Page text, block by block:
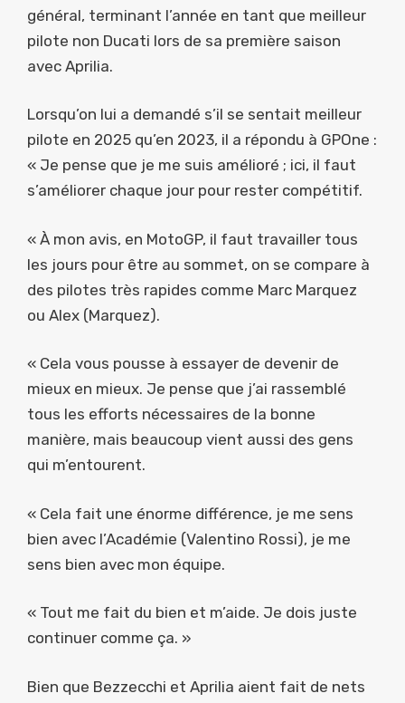
général, terminant l’année en tant que meilleur
pilote non Ducati lors de sa première saison
avec Aprilia.
Lorsqu’on lui a demandé s’il se sentait meilleur
pilote en 2025 qu’en 2023, il a répondu à GPOne :
« Je pense que je me suis amélioré ; ici, il faut
s’améliorer chaque jour pour rester compétitif.
« À mon avis, en MotoGP, il faut travailler tous
les jours pour être au sommet, on se compare à
des pilotes très rapides comme Marc Marquez
ou Alex (Marquez).
« Cela vous pousse à essayer de devenir de
mieux en mieux. Je pense que j’ai rassemblé
tous les efforts nécessaires de la bonne
manière, mais beaucoup vient aussi des gens
qui m’entourent.
« Cela fait une énorme différence, je me sens
bien avec l’Académie (Valentino Rossi), je me
sens bien avec mon équipe.
« Tout me fait du bien et m’aide. Je dois juste
continuer comme ça. »
Bien que Bezzecchi et Aprilia aient fait de nets